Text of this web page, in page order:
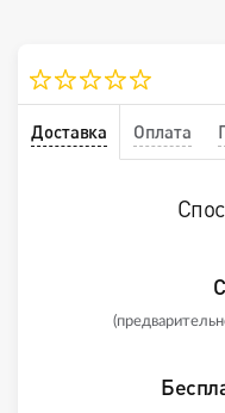
Доставка Оплата